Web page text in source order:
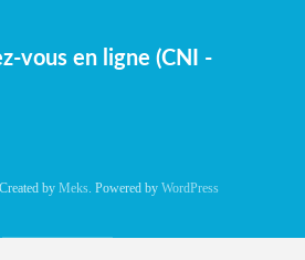
vous en ligne (CNI -
by Meks . Powered by WordPress